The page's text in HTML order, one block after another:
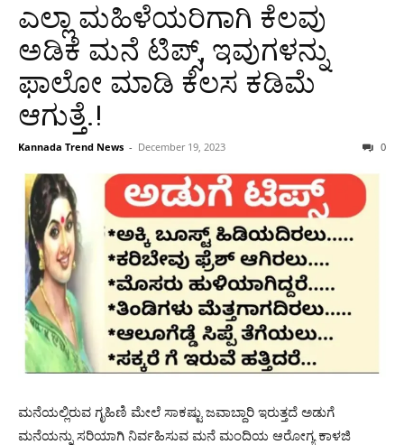
ಎಲ್ಲಾ ಮಹಿಳೆಯರಿಗಾಗಿ ಕೆಲವು
ಅಡಿಕೆ ಮನೆ ಟಿಪ್ಸ್, ಇವುಗಳನ್ನು
ಫಾಲೋ ಮಾಡಿ ಕೆಲಸ ಕಡಿಮೆ
ಆಗುತ್ತೆ.!
Kannada Trend News - December 19, 2023 0
ಮನೆಯಲ್ಲಿರುವ ಗೃಹಿಣಿ ಮೇಲೆ ಸಾಕಷ್ಟು ಜವಾಬ್ದಾರಿ ಇರುತ್ತದೆ ಅಡುಗೆ
ಮನೆಯನ್ನು ಸರಿಯಾಗಿ ನಿರ್ವಹಿಸುವ ಮನೆ ಮಂದಿಯ ಆರೋಗ್ಯ ಕಾಳಜಿ